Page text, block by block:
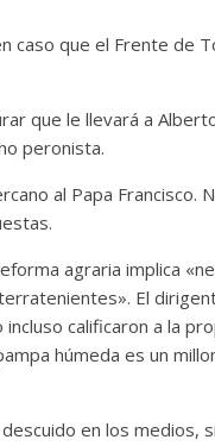
caso que el Frente de
que le llevará a
peronista.
al Papa Francisco.
agraria implica
El
calificaron a la
húmeda es un
en los medios,